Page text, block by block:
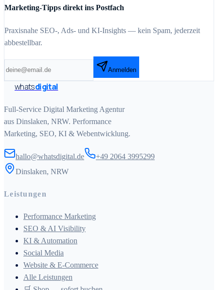
Marketing-Tipps direkt ins Postfach
Praxisnahe SEO-, Ads- und KI-Insights — kein Spam, jederzeit
abbestellbar.
Anmelden
whatsdigital
Full-Service Digital Marketing Agentur
aus Dinslaken, NRW. Performance
Marketing, SEO, KI & Webentwicklung.
hallo@whatsdigital.de
+49 2064 3995299
Dinslaken, NRW
Leistungen
Performance Marketing
SEO & AI Visibility
KI & Automation
Social Media
Website & E-Commerce
Alle Leistungen